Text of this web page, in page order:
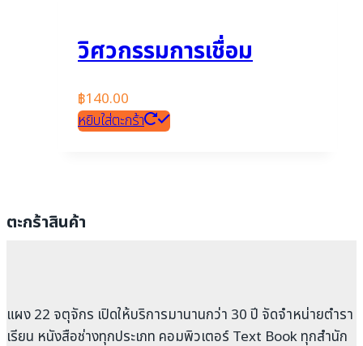
วิศวกรรมการเชื่อม
฿140.00
หยิบใส่ตะกร้า
ตะกร้าสินค้า
แผง 22 จตุจักร เปิดให้บริการมานานกว่า 30 ปี จัดจำหน่ายตำรา
เรียน หนังสือช่างทุกประเภท คอมพิวเตอร์ Text Book ทุกสำนัก